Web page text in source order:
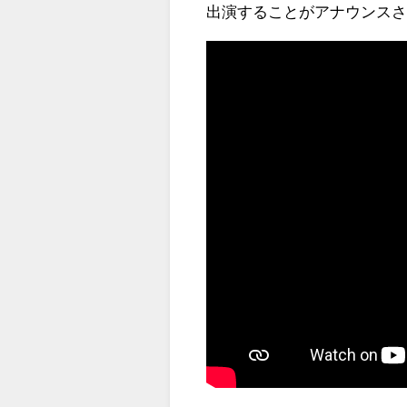
出演することがアナウンスさ